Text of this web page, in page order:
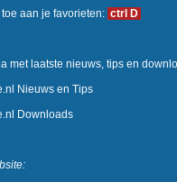
aan je favorieten: ctrl D
met laatste nieuws, tips en
Nieuws en Tips
Downloads